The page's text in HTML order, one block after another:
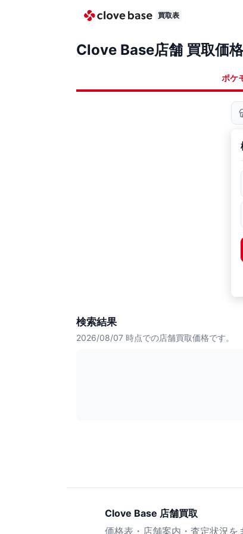
買取表
Clove Base店舗 買取価
ポケ
検索結果
2026/08/07 時点での店舗買取価格です。
Clove Base 店舗買取
価格表・店舗案内・査定状況を